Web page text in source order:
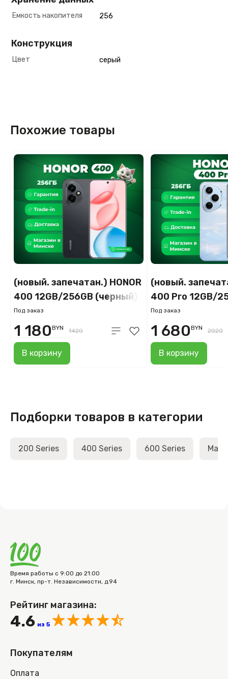
Емкость накопителя 256
Конструкция
Цвет серый
Похожие товары
(новый. запечатан.) HONOR
400 12GB/256GB (черный)
Под заказ
В корзину
1 180BYN 1420
(новый.
400 Pro 12GB/
(голубой)
Под заказ
В корзину
1 680BYN 2020
Подборки товаров в категории
200 Series 400 Series 600 Series
Время работы с 9:00 до 21:00
г. Минск, пр-т. Независимости, д.94
Рейтинг магазина:
4.6 из 5
Покупателям
Оплата